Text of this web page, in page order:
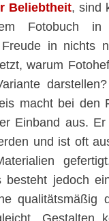
Beliebtheit, sind
Fotobuch in
in nichts
warum
macht bei den
Einband aus. Er
und ist oft
besteht jedoch
qualitätsmäßig